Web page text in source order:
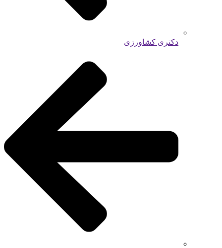
دکتری کشاورزی